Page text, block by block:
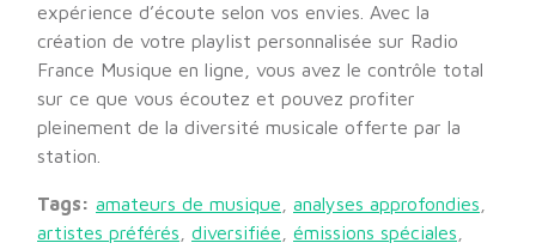
expérience d’écoute selon vos envies. Avec la
création de votre playlist personnalisée sur Radio
France Musique en ligne, vous avez le contrôle total
sur ce que vous écoutez et pouvez profiter
pleinement de la diversité musicale offerte par la
station.
Tags: amateurs de musique analyses approfondies
artistes préférés
diversifiée émissions spéciales